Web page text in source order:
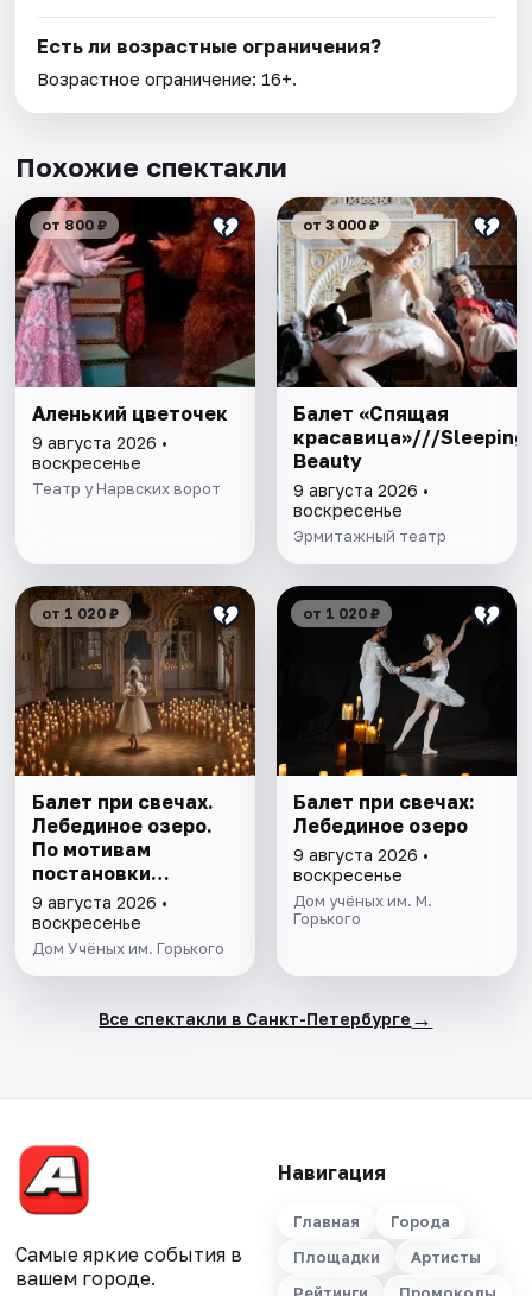
Есть ли возрастные ограничения?
Возрастное ограничение: 16+.
Похожие спектакли
от 800 ₽
Аленький цветочек
9 августа 2026 •
воскресенье
Театр у Нарвских ворот
от 3 000 ₽
Балет «Спящая
красавица»///Sleeping
Beauty
9 августа 2026 •
воскресенье
Эрмитажный театр
от 1 020 ₽
Балет при свечах.
Лебединое озеро.
По мотивам
постановки
Мариуса Петипа
9 августа 2026 •
воскресенье
Дом Учёных им. Горького
от 1 020 ₽
Балет при свечах:
Лебединое озеро
9 августа 2026 •
воскресенье
Дом учёных им. М.
Горького
Все спектакли в Санкт-Петербурге →
Самые яркие события в
вашем городе.
Навигация
Главная
Города
Площадки
Артисты